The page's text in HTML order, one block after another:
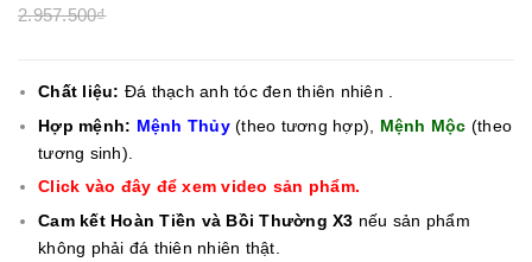
2.957.500₫
Chất liệu: Đá thạch anh tóc đen thiên nhiên .
Hợp mệnh: Mệnh Thủy (theo tương hợp), Mệnh Mộc (theo
tương sinh).
Click vào đây để xem video sản phẩm.
Cam kết Hoàn Tiền và Bồi Thường X3 nếu sản phẩm
không phải đá thiên nhiên thật.